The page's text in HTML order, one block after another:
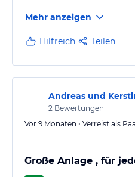
Mehr anzeigen
Hilfreich Teilen
Andreas und
2 Bewertungen
Vor 9 Monaten • Verreist als
Große Anlage , für